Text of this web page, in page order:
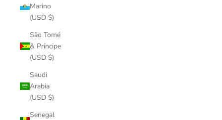
Marino
(USD $)
São Tomé
& Príncipe
(USD $)
Saudi
Arabia
(USD $)
Senegal